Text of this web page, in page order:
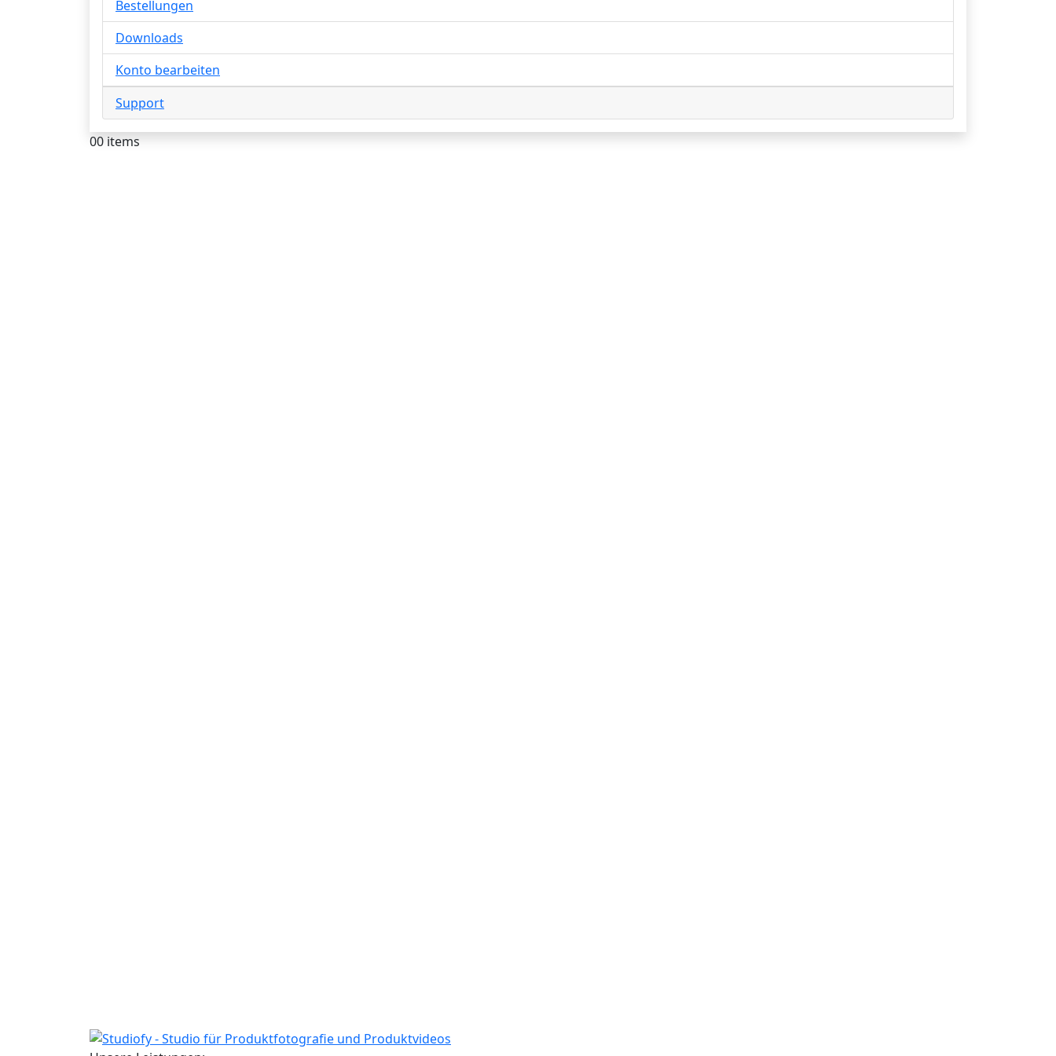
Bestellungen
Downloads
Konto bearbeiten
Support
00 items